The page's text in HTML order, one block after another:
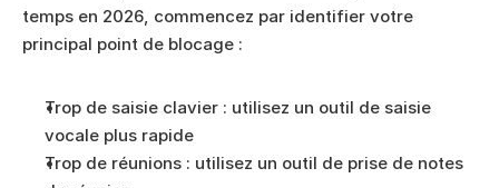
temps en 2026, commencez par identifier votre
principal point de blocage :
Trop de saisie clavier : utilisez un outil de saisie
vocale plus rapide
Trop de réunions : utilisez un outil de prise de notes